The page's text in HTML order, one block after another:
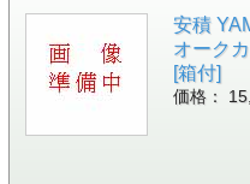
安積
オーク
[箱付]
価格：